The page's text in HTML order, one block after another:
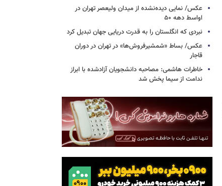
عکس/ نمایی دیده‌نشده از میدان ولیعصر تهران در
اواسط دهه ۵۰
نبردی که انگلستان را به قدرت دریایی جهان تبدیل کرد
عکس/ بساط «شمشیرفروش‌ها» در تهران در دوران
قاجار
خاطرات هاشمی: مصاحبه دانشجویان آزادشده با ابراز
ندامت از سیما پخش شد